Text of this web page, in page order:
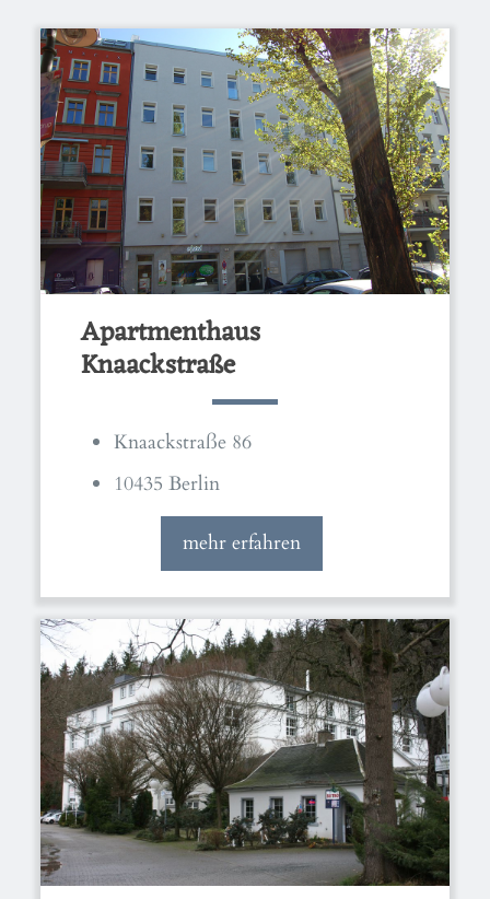
Apartmenthaus
Knaackstraße
Knaackstraße 86
10435 Berlin
mehr erfahren